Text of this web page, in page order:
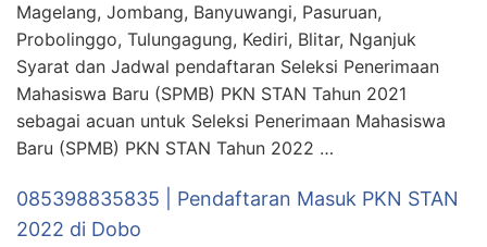
Magelang, Jombang, Banyuwangi, Pasuruan,
Probolinggo, Tulungagung, Kediri, Blitar, Nganjuk
Syarat dan Jadwal pendaftaran Seleksi Penerimaan
Mahasiswa Baru (SPMB) PKN STAN Tahun 2021
sebagai acuan untuk Seleksi Penerimaan Mahasiswa
Baru (SPMB) PKN STAN Tahun 2022 …
085398835835 | Pendaftaran Masuk PKN STAN
2022 di Dobo